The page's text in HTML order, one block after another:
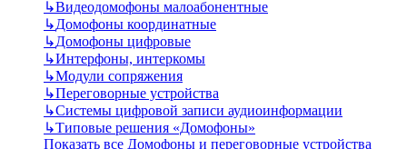
↳Видеодомофоны малоабонентные
↳Домофоны координатные
↳Домофоны цифровые
↳Интерфоны, интеркомы
↳Модули сопряжения
↳Переговорные устройства
↳Системы цифровой записи аудиоинформации
↳Типовые решения «Домофоны»
Показать все Домофоны и переговорные устройства